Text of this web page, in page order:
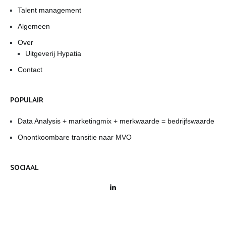
Talent management
Algemeen
Over
Uitgeverij Hypatia
Contact
POPULAIR
Data Analysis + marketingmix + merkwaarde = bedrijfswaarde
Onontkoombare transitie naar MVO
SOCIAAL